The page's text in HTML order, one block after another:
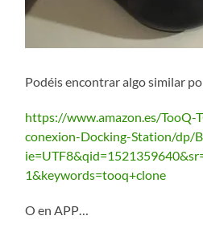
Podéis encontrar algo similar
https://www.amazon.es/TooQ-
conexion-Docking-Station/dp/
1&keywords=tooq+clone
O en APP…